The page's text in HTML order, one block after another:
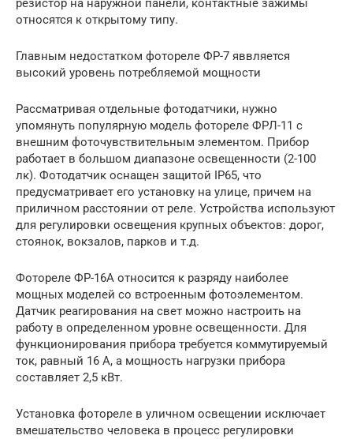
резистор на наружной панели, контактные зажимы
относятся к открытому типу.
Главным недостатком фотореле ФР-7 яввляется
высокий уровень потребляемой мощности
Рассматривая отдельные фотодатчики, нужно
упомянуть популярную модель фотореле ФРЛ-11 с
внешним фоточувствительным элементом. Прибор
работает в большом диапазоне освещенности (2-100
лк). Фотодатчик оснащен защитой IP65, что
предусматривает его установку на улице, причем на
приличном расстоянии от реле. Устройства используют
для регулировки освещения крупных объектов: дорог,
стоянок, вокзалов, парков и т.д.
Фотореле ФР-16А относится к разряду наиболее
мощных моделей со встроенным фотоэлементом.
Датчик реагирования на свет можно настроить на
работу в определенном уровне освещенности. Для
функционирования прибора требуется коммутируемый
ток, равный 16 А, а мощность нагрузки прибора
составляет 2,5 кВт.
Установка фотореле в уличном освещении исключает
вмешательство человека в процесс регулировки